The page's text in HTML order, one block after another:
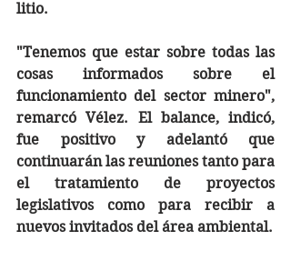
litio.
"Tenemos que estar sobre todas las
cosas informados sobre el
funcionamiento del sector minero",
remarcó Vélez. El balance, indicó,
fue positivo y adelantó que
continuarán las reuniones tanto para
el tratamiento de proyectos
legislativos como para recibir a
nuevos invitados del área ambiental.